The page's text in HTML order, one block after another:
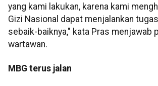
yang kami lakukan, karena kami
Gizi Nasional dapat menjalankan
sebaik-baiknya," kata Pras menjawab
wartawan.
MBG terus jalan